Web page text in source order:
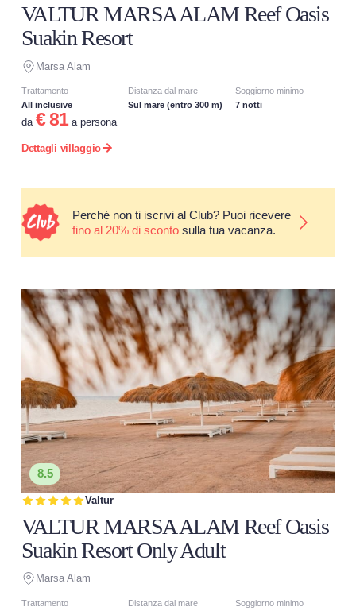
VALTUR MARSA ALAM Reef Oasis
Suakin Resort
Marsa Alam
Trattamento
All inclusive
Distanza dal mare
Sul mare (entro 300 m)
Soggiorno minimo
7 notti
da € 81a persona
Dettagli villaggio
Perché non ti iscrivi al Club? Puoi ricevere
fino al 20% di scontosulla tua vacanza.
8.5
Valtur
VALTUR MARSA ALAM Reef Oasis
Suakin Resort Only Adult
Marsa Alam
Trattamento
Distanza dal mare
Soggiorno minimo